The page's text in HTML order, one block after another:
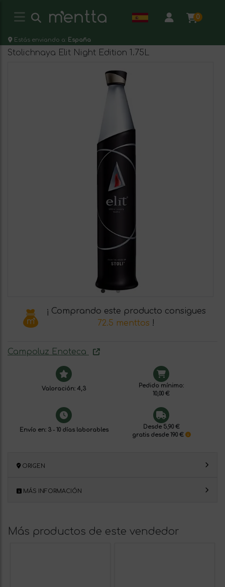
0
Estás enviando a: España
Stolichnaya Elit Night Edition 1.75L
¡ Comprando este producto consigues
72.5 menttos !
Campoluz Enoteca
Valoración: 4,3
Pedido mínimo:
10,00 €
Envío en: 3 - 10 días laborables
Desde 5,90 €
gratis desde 190 €
ORIGEN
MÁS INFORMACIÓN
Más productos de este vendedor